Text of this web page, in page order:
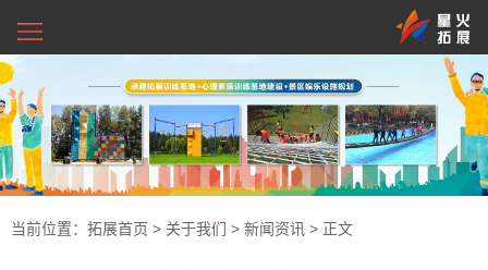
当前位置： 拓展首页 > 关于我们 > 新闻资讯 > 正文